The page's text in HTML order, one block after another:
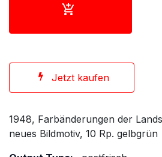
Jetzt kaufen
1948, Farbänderungen der
neues Bildmotiv, 10 Rp. gelbgrün